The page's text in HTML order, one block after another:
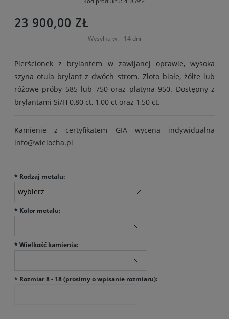
23 900,00 ZŁ
Wysyłka w: 14 dni
Pierścionek z brylantem w zawijanej oprawie, wysoka
szyna otula brylant z dwóch strom. Złoto białe, żółte lub
różowe próby 585 lub 750 oraz platyna 950. Dostępny z
brylantami Si/H 0,80 ct, 1,00 ct oraz 1,50 ct.
Kamienie z certyfikatem GIA wycena indywidualna
info@wielocha.pl
* Rodzaj metalu:
* Kolor metalu:
* Wielkość kamienia:
* Rozmiar 8 - 18 (prosimy o wpisanie rozmiaru):